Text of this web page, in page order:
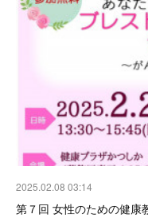
2025.02.08 03:14
第７回 女性のための健康